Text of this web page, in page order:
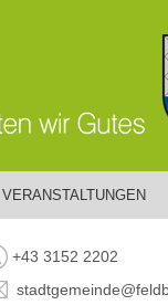
VERANSTALTUNGEN
+43 3152 2202